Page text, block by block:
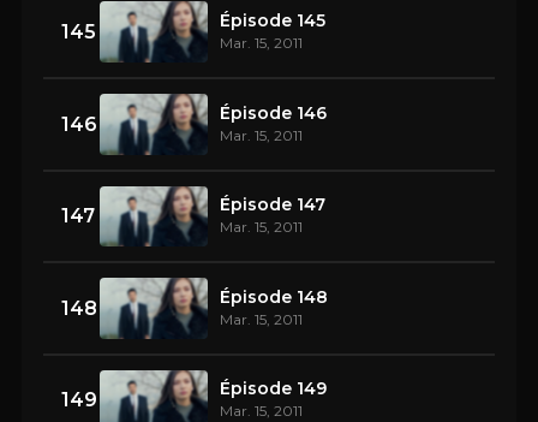
145 Épisode 145
Mar. 15, 2011
146 Épisode 146
Mar. 15, 2011
147 Épisode 147
Mar. 15, 2011
148 Épisode 148
Mar. 15, 2011
149 Épisode 149
Mar. 15, 2011